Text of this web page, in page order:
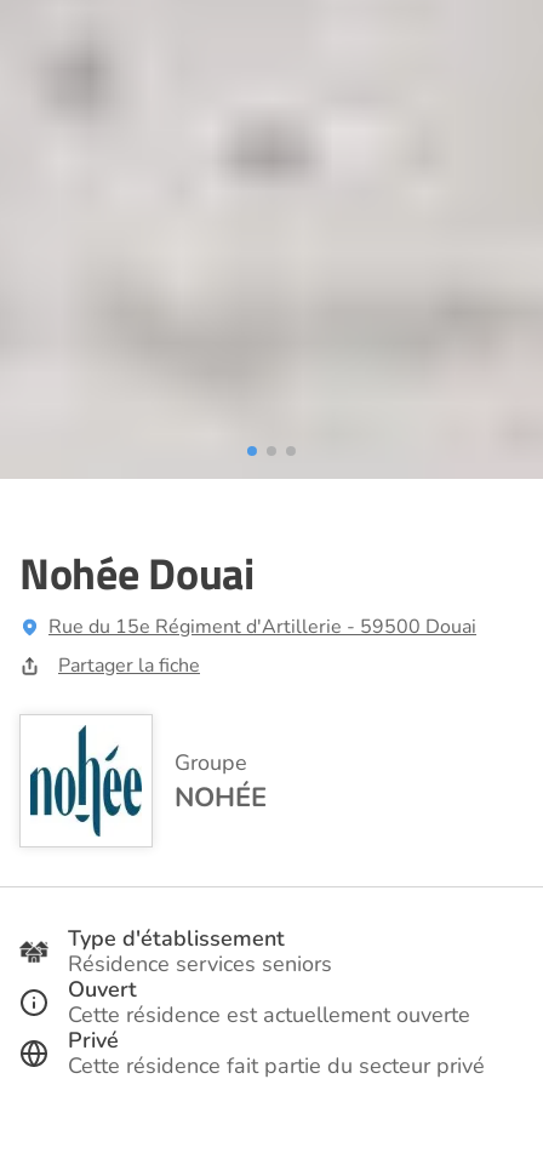
Nohée Douai
Rue du 15e Régiment d'Artillerie - 59500 Douai
Partager la fiche
Groupe
NOHÉE
Type d'établissement
Résidence services seniors
Ouvert
Cette résidence est actuellement ouverte
Privé
Cette résidence fait partie du secteur privé